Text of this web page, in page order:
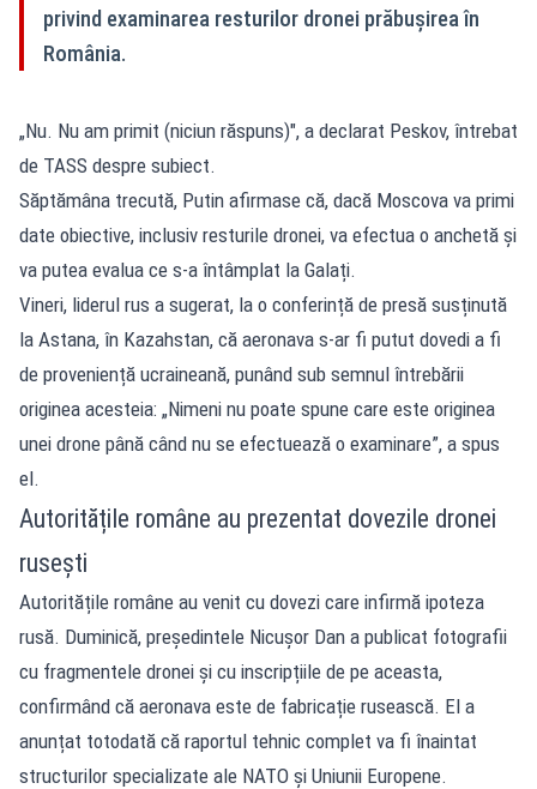
privind examinarea resturilor dronei prăbușirea în
România.
„Nu. Nu am primit (niciun răspuns)", a declarat Peskov, întrebat
de TASS despre subiect.
Săptămâna trecută, Putin afirmase că, dacă Moscova va primi
date obiective, inclusiv resturile dronei, va efectua o anchetă și
va putea evalua ce s-a întâmplat la Galați.
Vineri, liderul rus a sugerat, la o conferință de presă susținută
la Astana, în Kazahstan, că aeronava s-ar fi putut dovedi a fi
de proveniență ucraineană, punând sub semnul întrebării
originea acesteia: „Nimeni nu poate spune care este originea
unei drone până când nu se efectuează o examinare”, a spus
el.
Autoritățile române au prezentat dovezile dronei
rusești
Autoritățile române au venit cu dovezi care infirmă ipoteza
rusă. Duminică, președintele Nicușor Dan a publicat fotografii
cu fragmentele dronei și cu inscripțiile de pe aceasta,
confirmând că aeronava este de fabricație rusească. El a
anunțat totodată că raportul tehnic complet va fi înaintat
structurilor specializate ale NATO și Uniunii Europene.